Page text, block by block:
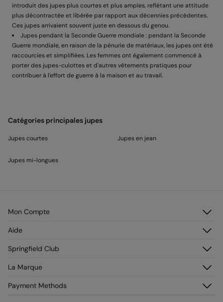
introduit des jupes plus courtes et plus amples, reflétant une attitude
plus décontractée et libérée par rapport aux décennies précédentes.
Ces jupes arrivaient souvent juste en dessous du genou.
Jupes pendant la Seconde Guerre mondiale : pendant la Seconde
Guerre mondiale, en raison de la pénurie de matériaux, les jupes ont été
raccourcies et simplifiées. Les femmes ont également commencé à
porter des jupes-culottes et d'autres vêtements pratiques pour
contribuer à l'effort de guerre à la maison et au travail.
Catégories principales jupes
Jupes courtes
Jupes mi-longues
Jupes en jean
Mon Compte
Mes adresses
Aide
Foire aux questions
Livraison
Promotions en cours
Springfield Club
Adhérez !
La Marque
Franchises
Payment Methods